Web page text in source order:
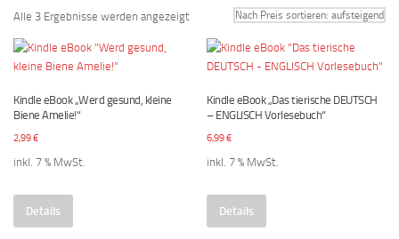
Alle 3 Ergebnisse werden angezeigtNach
sortiert:
aufsteigend
Kindle eBook „Werd gesund, kleine
Biene Amelie!“
2,99€
inkl. 7 % MwSt.
Details
Kindle eBook „Das tierische DEUTSCH
– ENGLISCH Vorlesebuch“
6,99€
inkl. 7 % MwSt.
Details